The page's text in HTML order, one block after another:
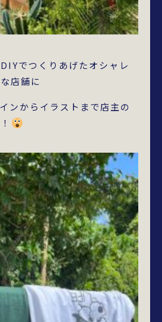
でつくりあげたオシャレ
店舗に
ンからイラストまで店主の